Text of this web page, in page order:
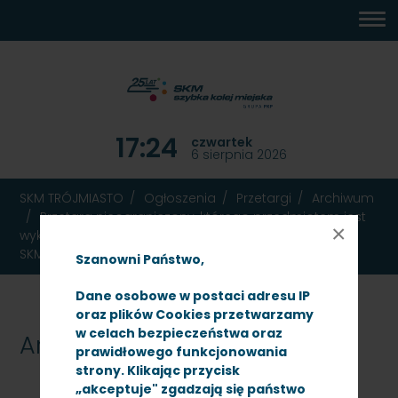
Szanowni Państwo,
Dane osobowe w postaci adresu IP
oraz plików Cookies przetwarzamy
w celach bezpieczeństwa oraz
prawidłowego funkcjonowania
strony. Klikając przycisk
„akceptuje" zgadzają się państwo
×
DOSTĘPNOŚCI
17:24 czwartek
6 sierpnia 2026
SKM TRÓJMIASTO Ogłoszenia Przetargi
Archiwum
Przetarg nieograniczony, którego przedmiotem jest
wykonanie modernizacji radiotelefonów. Znak:
SKMMU.086.15.22.
Archiwum